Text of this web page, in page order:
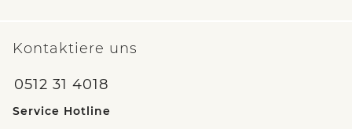
Kontaktiere uns
0512 31 4018
Service Hotline